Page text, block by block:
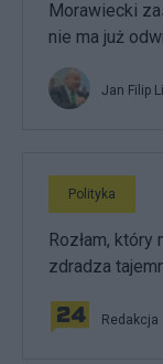
Morawiecki
nie ma już
Jan Filip
Polityka
Rozłam,
zdradza
Redakcja